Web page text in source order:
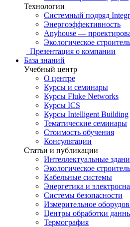
Технологии
Системный подряд
Энергоэффективность
Anyhouse —
Экологическое
Презентация о компании
База знаний
Учебный центр
О центре
Курсы и семинары
Курсы Fluke Networks
Курсы ICS
Курсы Intelligent Building
Тематические семинары
Стоимость обучения
Консультации
Статьи и публикации
Интеллектуальные
Экологическое
Кабельные системы
Энергетика и
Системы безопасности
Измерительное
Центры обработки
Термография